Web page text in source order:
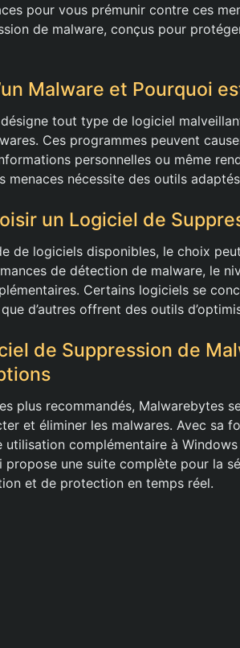
pour vous prémunir contre ces
de malware, conçus pour
Malware et Pourquoi
désigne tout type de logiciel
Ces programmes peuvent
personnelles ou même
menaces nécessite des outils
un Logiciel de
de logiciels disponibles, le choix
de détection de malware, le
Certains logiciels se
d’autres offrent des outils
de Suppression de
plus recommandés, Malwarebytes
et éliminer les malwares. Avec sa
utilisation complémentaire à
une suite complète pour la
et de protection en temps réel.